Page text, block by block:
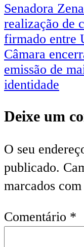
Senadora
realização de
firmado entre
Câmara
emissão de
identidade
Deixe um
O seu
publicado.
marcados com
Comentário *